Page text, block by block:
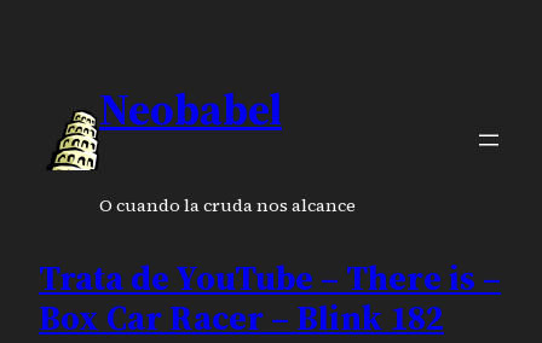
Neobabel
O cuando la cruda nos alcance
Trata de YouTube – There is –
Box Car Racer – Blink 182